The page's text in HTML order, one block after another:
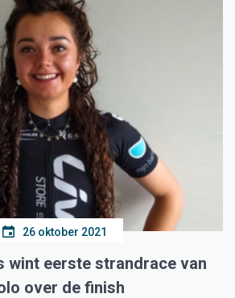
26 oktober 2021
wint eerste strandrace van
over de finish